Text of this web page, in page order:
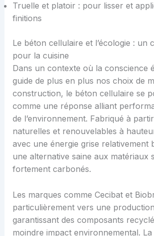
Truelle et platoir : pour lisser et
finitions
Le béton cellulaire et l’écologie : un
pour la cuisine
Dans un contexte où la conscience
guide de plus en plus nos choix de
construction, le béton cellulaire se
comme une réponse alliant
de l’environnement. Fabriqué à
naturelles et renouvelables à
avec une énergie grise relativement
une alternative saine aux matériaux
fortement carbonés.
Les marques comme Cecibat et
particulièrement vers une
garantissant des composants
moindre impact environnemental.